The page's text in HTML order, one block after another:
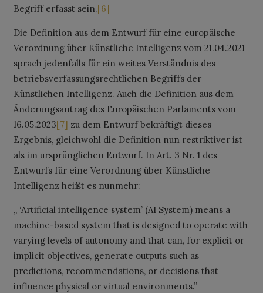
Begriff erfasst sein.[6]
Die Definition aus dem Entwurf für eine europäische
Verordnung über Künstliche Intelligenz vom 21.04.2021
sprach jedenfalls für ein weites Verständnis des
betriebsverfassungsrechtlichen Begriffs der
Künstlichen Intelligenz. Auch die Definition aus dem
Änderungsantrag des Europäischen Parlaments vom
16.05.2023[7] zu dem Entwurf bekräftigt dieses
Ergebnis, gleichwohl die Definition nun restriktiver ist
als im ursprünglichen Entwurf. In Art. 3 Nr. 1 des
Entwurfs für eine Verordnung über Künstliche
Intelligenz heißt es nunmehr:
„ ‘Artificial intelligence system’ (AI System) means a
machine-based system that is designed to operate with
varying levels of autonomy and that can, for explicit or
implicit objectives, generate outputs such as
predictions, recommendations, or decisions that
influence physical or virtual environments.”